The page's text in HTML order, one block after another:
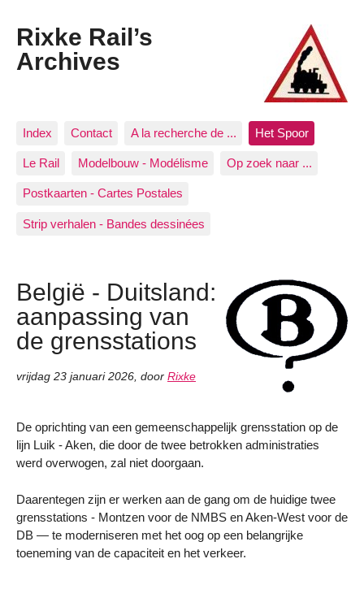
Rixke Rail’s
Archives
Index Contact A la recherche de ... Het Spoor
Le Rail Modelbouw - Modélisme Op zoek naar ...
Postkaarten - Cartes Postales
Strip verhalen - Bandes dessinées
België - Duitsland:
aanpassing van
de grensstations
vrijdag 23 januari 2026, door Rixke
De oprichting van een gemeenschappelijk grensstation op de
lijn Luik - Aken, die door de twee betrokken administraties
werd overwogen, zal niet doorgaan.
Daarentegen zijn er werken aan de gang om de huidige twee
grensstations - Montzen voor de NMBS en Aken-West voor de
DB — te moderniseren met het oog op een belangrijke
toeneming van de capaciteit en het verkeer.